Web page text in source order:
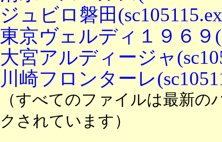
ジュビロ磐田
東京ヴェルディ１９６９
大宮アルディージャ
川崎フロンターレ
（すべてのファイルは最新
クされています）